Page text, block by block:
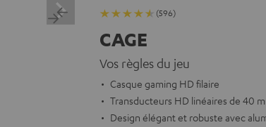
(596)
CAGE
Vos règles du jeu
Casque gaming HD filaire
Transducteurs HD linéaires de 40
Design élégant et robuste avec